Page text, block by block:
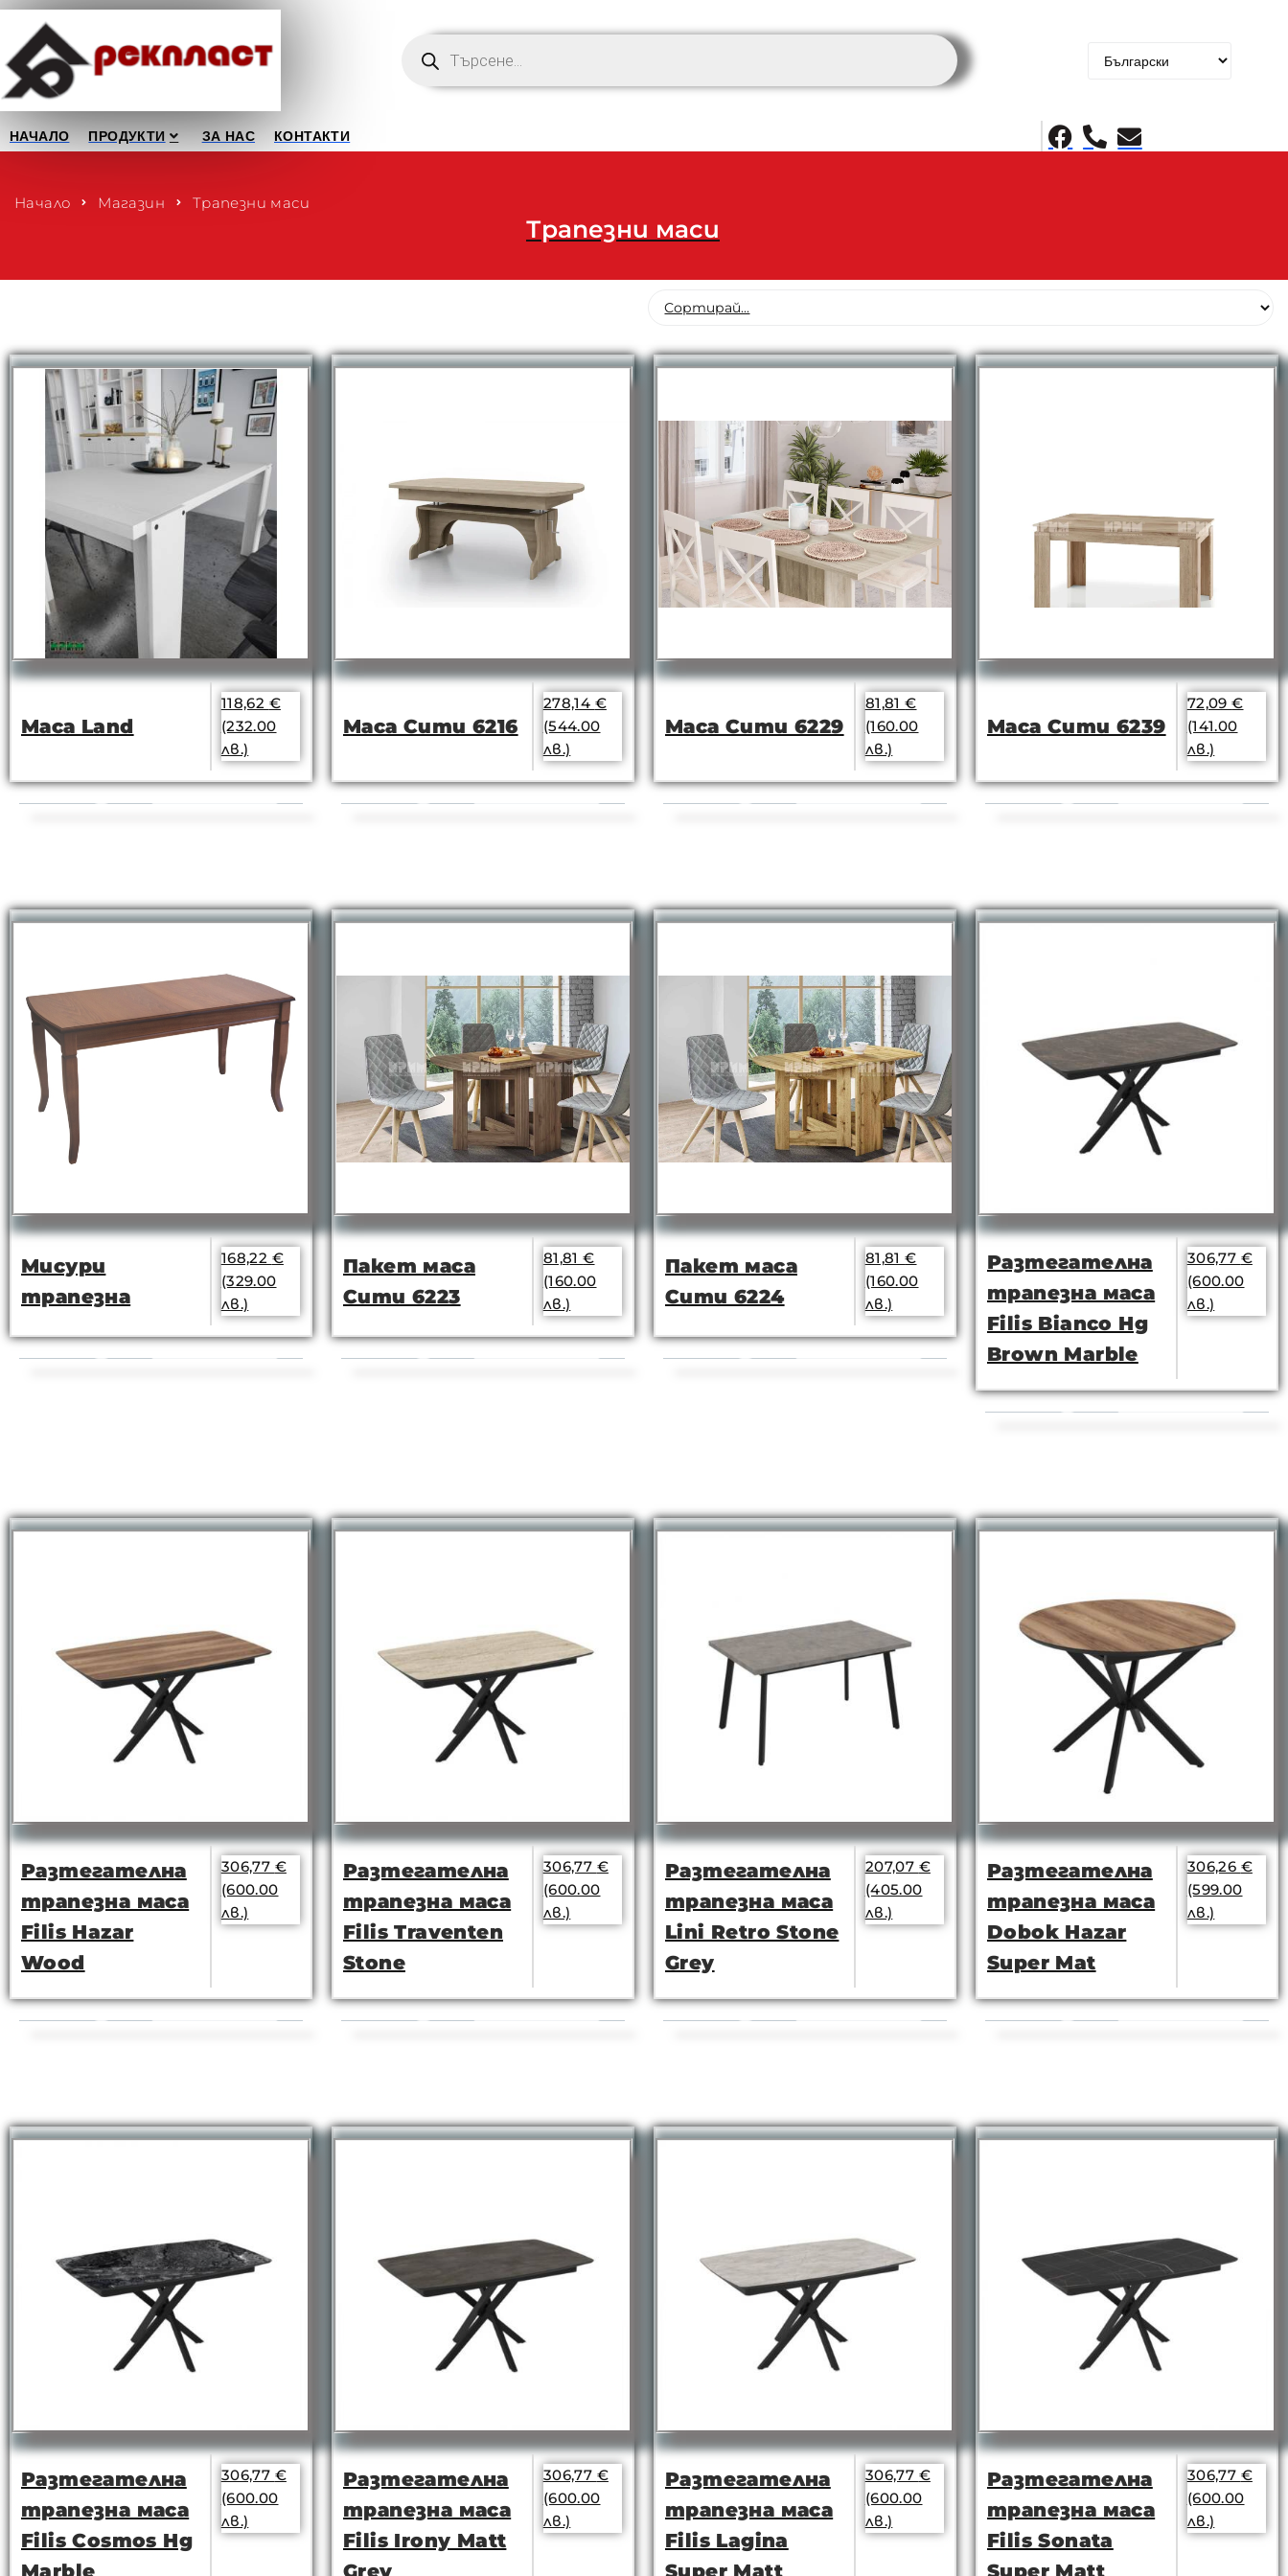
НАЧАЛО ПРОДУКТИ ЗА НАС КОНТАКТИ
Начало Магазин Трапезни маси
Трапезни маси
Маса Land
118,62 €
(232.00
лв.)
Маса Сити 6216
278,14 €
(544.00
лв.)
Маса Сити 6229
81,81€
(160.00
лв.)
Маса Сити 6239
72,09€
(141.00
лв.)
Мисури
трапезна
168,22 €
(329.00
лв.)
Пакет маса
Сити 6223
81,81€
(160.00
лв.)
Пакет маса
Сити 6224
81,81€
(160.00
лв.)
Разтегателна
трапезна маса
Filis Bianco Hg
Brown Marble
306,77 €
(600.00
лв.)
Разтегателна
трапезна маса
Filis Hazar
Wood
306,77 €
(600.00
лв.)
Разтегателна
трапезна маса
Filis Traventen
Stone
306,77 €
(600.00
лв.)
Разтегателна
трапезна маса
Lini Retro Stone
Grey
207,07 €
(405.00
лв.)
Разтегателна
трапезна маса
Dobok Hazar
Super Mat
306,26 €
(599.00
лв.)
Разтегателна
трапезна маса
Filis Cosmos Hg
306,77 €
(600.00
лв.)
Разтегателна
трапезна маса
Filis Irony Matt
306,77 €
(600.00
лв.)
Разтегателна
трапезна маса
Filis Lagina
306,77 €
(600.00
лв.)
Разтегателна
трапезна маса
Filis Sonata
306,77 €
(600.00
лв.)